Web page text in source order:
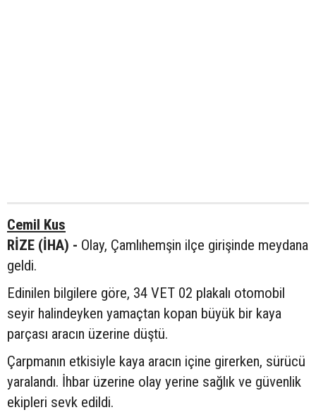
Cemil Kus
RİZE (İHA) - Olay, Çamlıhemşin ilçe girişinde meydana
geldi.
Edinilen bilgilere göre, 34 VET 02 plakalı otomobil
seyir halindeyken yamaçtan kopan büyük bir kaya
parçası aracın üzerine düştü.
Çarpmanın etkisiyle kaya aracın içine girerken, sürücü
yaralandı. İhbar üzerine olay yerine sağlık ve güvenlik
ekipleri sevk edildi.